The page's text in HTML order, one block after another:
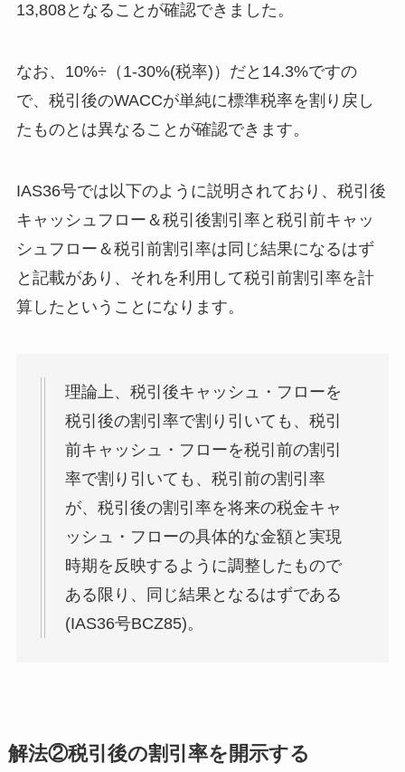
13,808となることが確認できました。
なお、10%÷（1-30%(税率)）だと14.3%ですの
で、税引後のWACCが単純に標準税率を割り戻し
たものとは異なることが確認できます。
IAS36号では以下のように説明されており、税引後
キャッシュフロー＆税引後割引率と税引前キャッ
シュフロー＆税引前割引率は同じ結果になるはず
と記載があり、それを利用して税引前割引率を計
算したということになります。
理論上、税引後キャッシュ・フローを
税引後の割引率で割り引いても、税引
前キャッシュ・フローを税引前の割引
率で割り引いても、税引前の割引率
が、税引後の割引率を将来の税金キャ
ッシュ・フローの具体的な金額と実現
時期を反映するように調整したもので
ある限り、同じ結果となるはずである
(IAS36号BCZ85)。
解法②税引後の割引率を開示する